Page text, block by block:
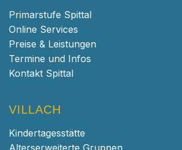
Primarstufe Spittal
Online Services
Preise & Leistungen
Termine und Infos
Kontakt Spittal
VILLACH
Kindertagesstätte
Alterserweiterte Gruppen